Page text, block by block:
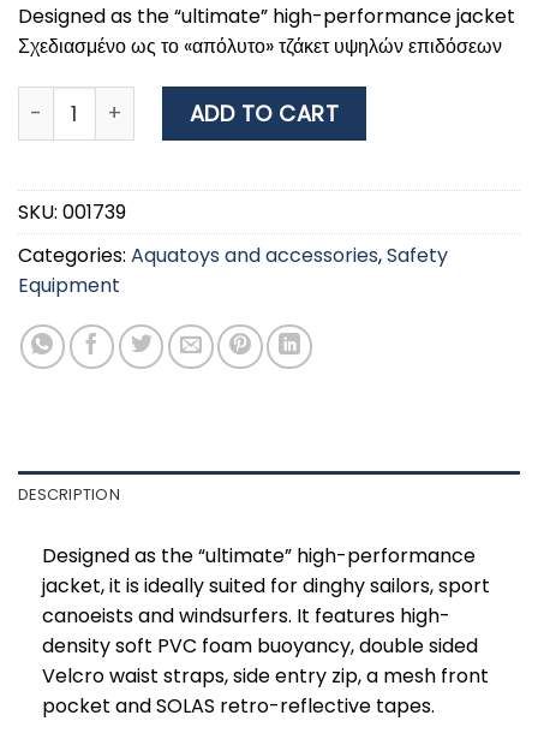
Designed as the “ultimate” high-performance jacket
Σχεδιασμένο ως το «απόλυτο» τζάκετ υψηλών επιδόσεων
Pro Race Buoyancy Aid , 50N, ISO,Adult, 40-70kg,
ADD TO CART
SKU: 001739
Categories: Aquatoys and accessories,Safety
Equipment
DESCRIPTION
Designed as the “ultimate” high-performance
jacket, it is ideally suited for dinghy sailors, sport
canoeists and windsurfers. It features high-
density soft PVC foam buoyancy, double sided
Velcro waist straps, side entry zip, a mesh front
pocket and SOLAS retro-reflective tapes.